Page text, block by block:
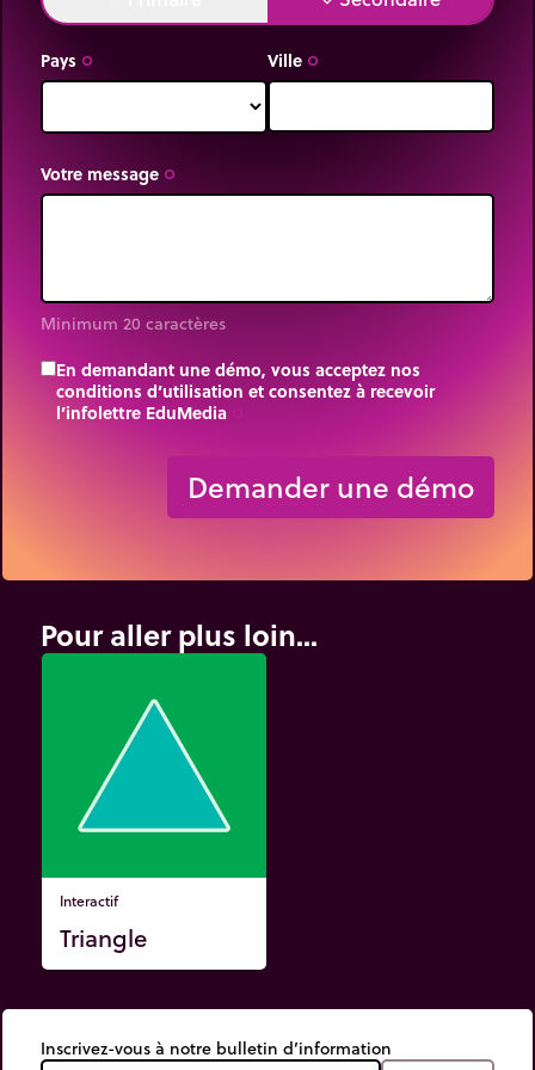
Pays trip_origin Ville trip_origin
Votre message trip_origin
Minimum 20 caractères
En demandant une démo, vous acceptez nos
conditions d’utilisation et consentez à recevoir
l’infolettre EduMedia
Demander une démo
Pour aller plus loin...
Interactif
Triangle
Inscrivez-vous à notre bulletin d’information